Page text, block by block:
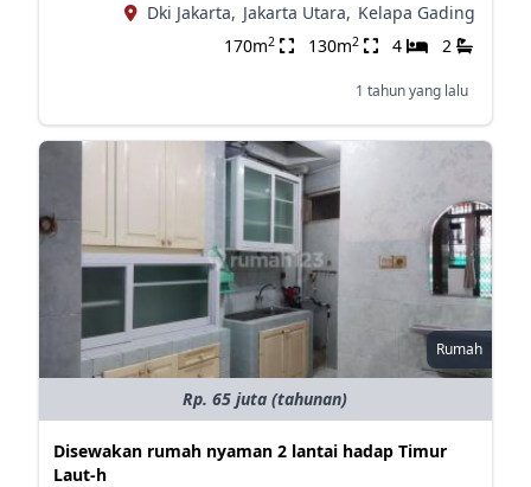
Dki Jakarta, Jakarta Utara, Kelapa Gading
170m2 130m2 4 2
1 tahun yang lalu
Rumah
Rp. 65 juta (tahunan)
Disewakan rumah nyaman 2 lantai hadap Timur
Laut-h